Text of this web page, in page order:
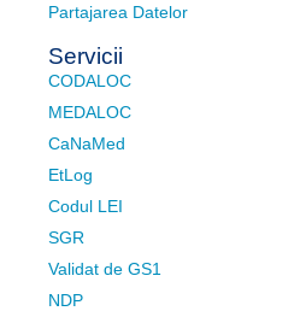
Partajarea Datelor
Servicii
CODALOC
MEDALOC
CaNaMed
EtLog
Codul LEI
SGR
Validat de GS1
NDP